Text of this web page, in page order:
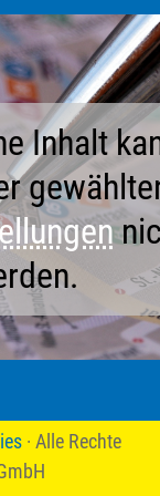
Inhalt
· Alle Rechte